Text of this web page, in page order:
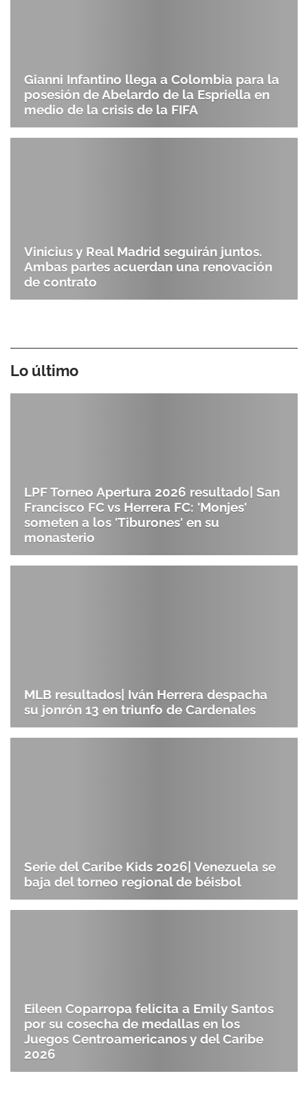
Gianni Infantino llega a Colombia para la
posesión de Abelardo de la Espriella en
medio de la crisis de la FIFA
Vinicius y Real Madrid seguirán juntos.
Ambas partes acuerdan una renovación
de contrato
Lo último
LPF Torneo Apertura 2026 resultado| San
Francisco FC vs Herrera FC: 'Monjes'
someten a los 'Tiburones' en su
monasterio
MLB resultados| Iván Herrera despacha
su jonrón 13 en triunfo de Cardenales
Serie del Caribe Kids 2026| Venezuela se
baja del torneo regional de béisbol
Eileen Coparropa felicita a Emily Santos
por su cosecha de medallas en los
Juegos Centroamericanos y del Caribe
2026